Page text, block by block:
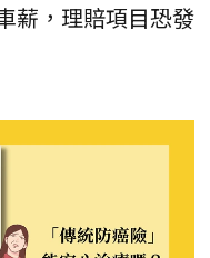
薪，理賠項目恐發